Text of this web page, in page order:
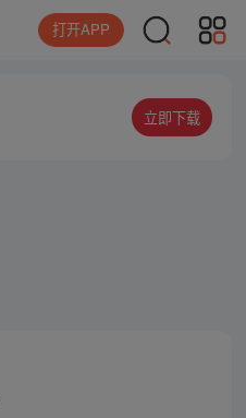
打开APP
立即下载